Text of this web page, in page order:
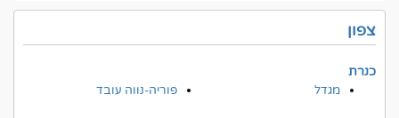
צפון
כנרת
מגדל פוריה-נווה עובד